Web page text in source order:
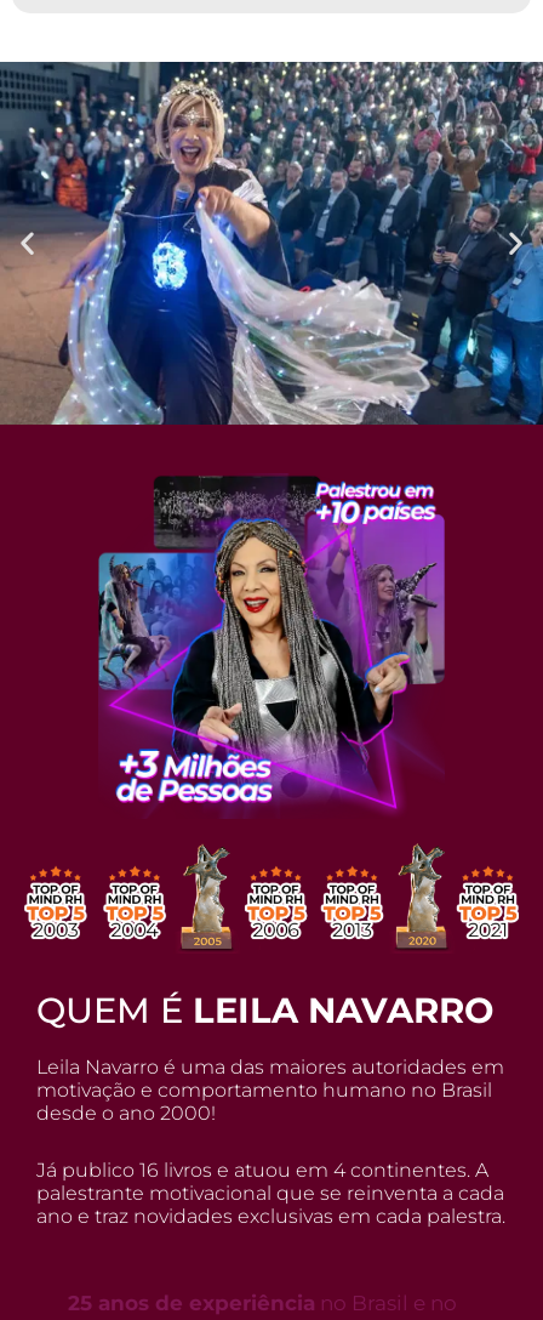
QUEM É LEILA NAVARRO
Leila Navarro é uma das maiores autoridades em
motivação e comportamento humano no Brasil
desde o ano 2000!
Já publico 16 livros e atuou em 4 continentes. A
palestrante motivacional que se reinventa a cada
ano e traz novidades exclusivas em cada palestra.
25 anos de experiência no Brasil e no